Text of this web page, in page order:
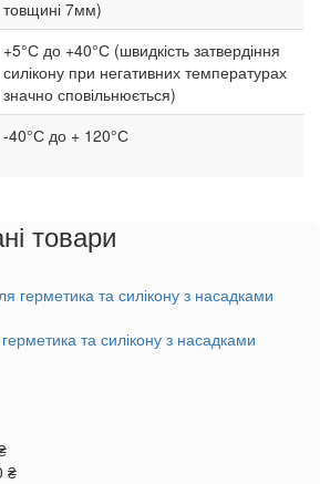
товщині 7мм)
+5°С до +40°С (швидкість затвердіння
силікону при негативних температурах
значно сповільнюється)
-40°С до + 120°С
товари
та силікону з насадками
₴